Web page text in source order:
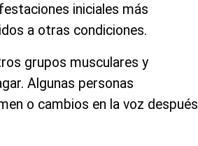
iniciales más
a otras condiciones.
grupos musculares y
Algunas personas
o cambios en la voz después